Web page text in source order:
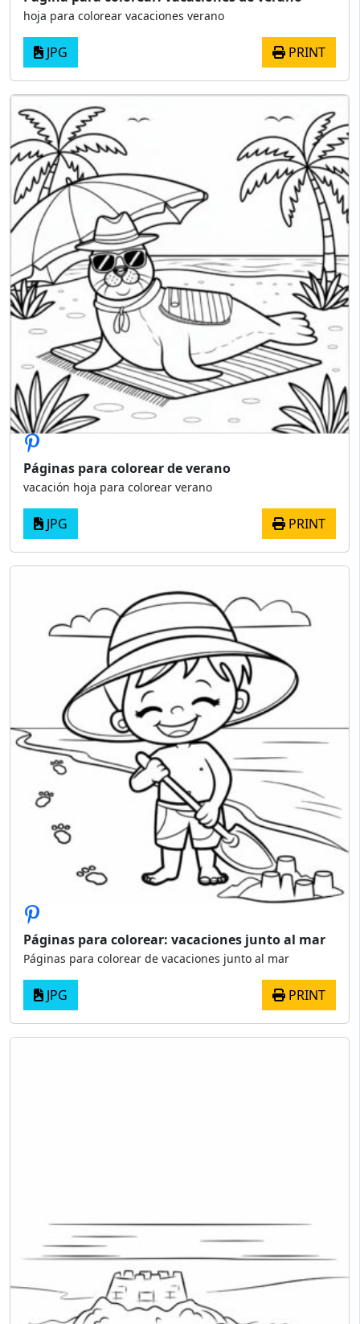
hoja para colorear vacaciones verano
JPG PRINT
Páginas para colorear de verano
vacación hoja para colorear verano
JPG PRINT
Páginas para colorear: vacaciones junto al mar
Páginas para colorear de vacaciones junto al mar
JPG PRINT